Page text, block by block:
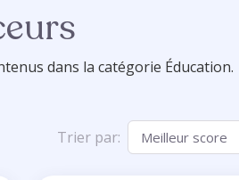
dans la catégorie Éducation.
Trier par: